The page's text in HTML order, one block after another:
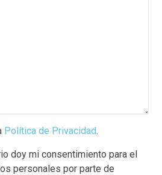
Política de Privacidad.
doy mi consentimiento para el
personales por parte de